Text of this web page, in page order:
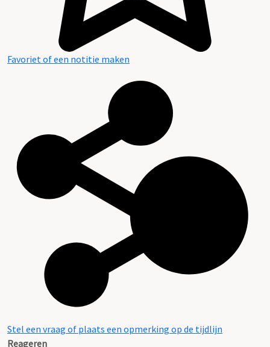
Favoriet of een notitie maken
Stel een vraag of plaats een opmerking op de tijdlijn
Reageren